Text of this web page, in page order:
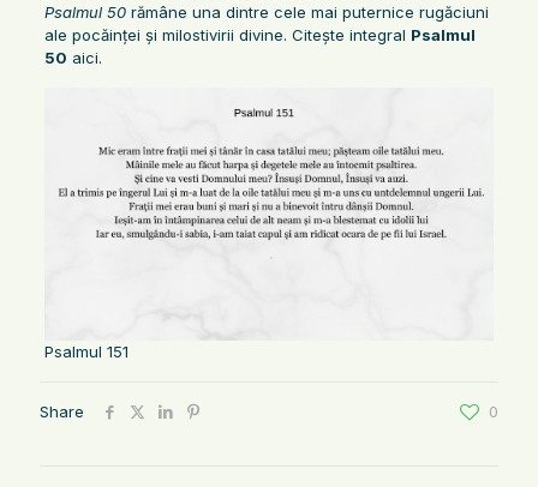
Psalmul 50rămâne una dintre cele mai puternice rugăciuni
ale pocăinței și milostivirii divine. Citește integral Psalmul
50 aici.
Psalmul 151
Share 0